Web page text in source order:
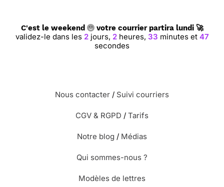
C'est le weekend votre courrier partira lundi 🚀
validez-le dans les 2jours, 2heures, 33 minutes et 46
secondes
Nous contacter / Suivi courriers
CGV & RGPD / Tarifs
Notre blog / Médias
Qui sommes-nous ?
Modèles de lettres